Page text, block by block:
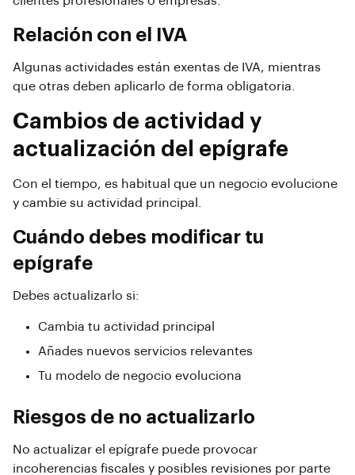
Relación con el IVA
Algunas actividades están exentas de IVA, mientras
que otras deben aplicarlo de forma obligatoria.
Cambios de actividad y
actualización del epígrafe
Con el tiempo, es habitual que un negocio evolucione
y cambie su actividad principal.
Cuándo debes modificar tu
epígrafe
Debes actualizarlo si:
Cambia tu actividad principal
Añades nuevos servicios relevantes
Tu modelo de negocio evoluciona
Riesgos de no actualizarlo
No actualizar el epígrafe puede provocar
incoherencias fiscales y posibles revisiones por parte